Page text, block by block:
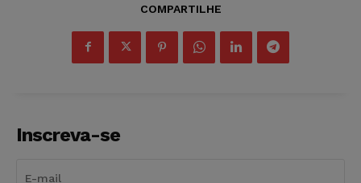
COMPARTILHE
Inscreva-se